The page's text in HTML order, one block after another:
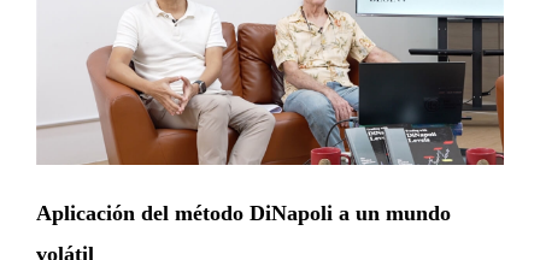
Aplicación del método DiNapoli a un mundo
volátil